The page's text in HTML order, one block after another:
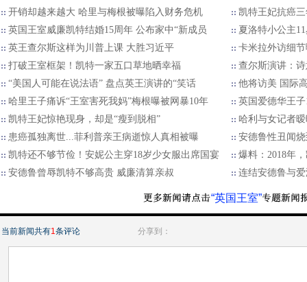
开销却越来越大 哈里与梅根被曝陷入财务危机
凯特王妃抗癌
英国王室威廉凯特结婚15周年 公布家中“新成员
夏洛特小公主
英王查尔斯这样为川普上课 大胜习近平
卡米拉外访细
打破王室框架！凯特一家五口草地晒幸福
查尔斯演讲：
“美国人可能在说法语” 盘点英王演讲的“笑话
他将访美 国际
哈里王子痛诉“王室害死我妈”梅根曝被网暴10年
英国爱德华王
凯特王妃惊艳现身，却是“瘦到脱相”
哈利与女记者
患癌孤独离世...菲利普亲王病逝惊人真相被曝
安德鲁性丑闻
凯特还不够节俭！安妮公主穿18岁少女服出席国宴
爆料：2018年
安德鲁曾辱凯特不够高贵 威廉清算亲叔
连结安德鲁与
“英国王室”
当前新闻共有1条评论 分享到：